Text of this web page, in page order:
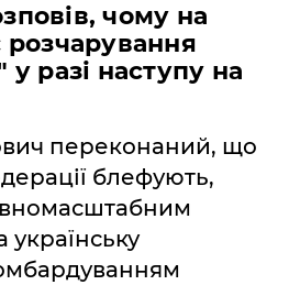
чому на
розчарування
разі наступу на
переконаний, що
блефують,